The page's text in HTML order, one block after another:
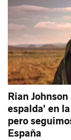
Rian
espalda' en
pero
España